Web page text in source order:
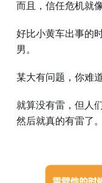
而且，信任危机就
好比小黄车出事的
男。
某大有问题，你难
就算没有雷，但人
然后就真的有雷了。